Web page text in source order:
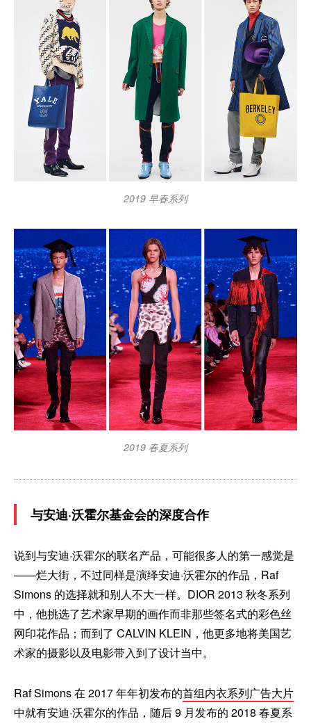
2019 早春系列
2019 春夏系列
与安迪·沃霍尔基金会的深度合作
说到与安迪·沃霍尔的联名产品，可能很多人的第一感觉是
——烂大街，不过同样是演绎安迪·沃霍尔的作品，Raf
Simons 的选择就和别人不大一样。DIOR 2013 秋冬系列
中，他挑选了艺术家早期的画作而非那些签名式的彩色丝
网印花作品；而到了 CALVIN KLEIN，他更多地将美国艺
术家的摄影以及电影带入到了设计当中。
Raf Simons 在 2017 年年初发布的首组内衣系列广告大片
中就有安迪·沃霍尔的作品，随后 9 月发布的 2018 春夏系